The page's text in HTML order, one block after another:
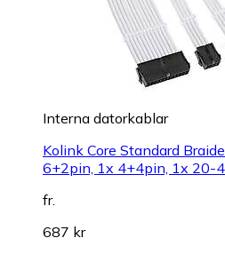
Interna datorkablar
Kolink Core Standard
6+2pin, 1x 4+4pin, 1x 20-
fr.
687 kr